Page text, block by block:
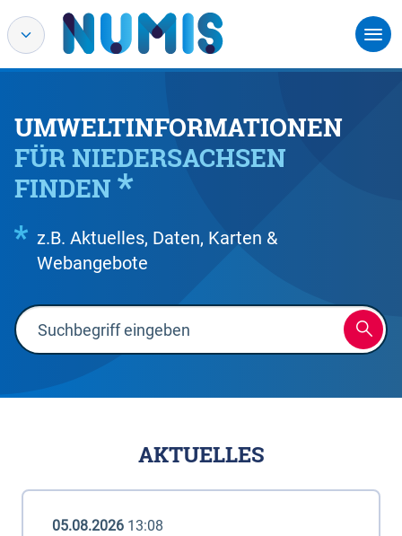
UMWELTINFORMATIONEN
FÜR NIEDERSACHSEN
FINDEN
z.B. Aktuelles, Daten, Karten &
Webangebote
AKTUELLES
05.08.2026 13:08